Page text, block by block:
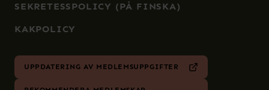
SEKRETESSPOLICY (PÅ FINSKA)
KAKPOLICY
UPPDATERING AV MEDLEMSUPPGIFTER